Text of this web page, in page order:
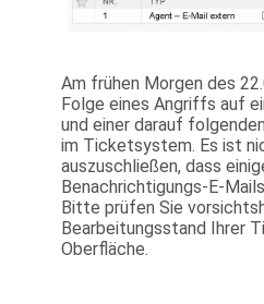
Am frühen Morgen des
Folge eines Angriffs auf
und einer darauf
im Ticketsystem. Es ist
auszuschließen, dass
Benachrichtigungs-E-
Bitte prüfen Sie
Bearbeitungsstand Ihrer
Oberfläche.